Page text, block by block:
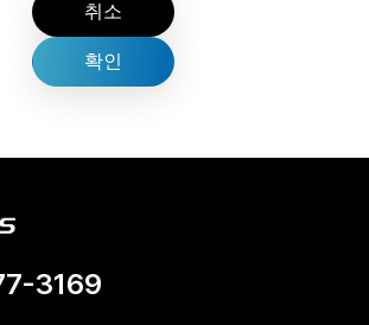
취소
3169